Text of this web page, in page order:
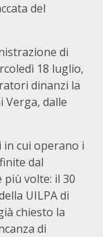
del
di
18 luglio,
dinanzi la
Verga, dalle
cui operano i
dal
più volte: il 30
UILPA di
chiesto la
di